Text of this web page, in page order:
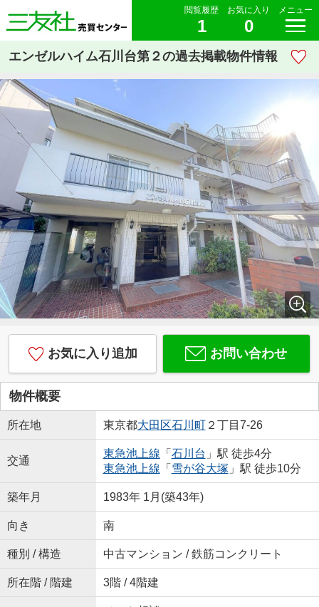
閲覧履歴
1
お気に入り
0
メニュー
エンゼルハイム石川台第２の過去掲載物件情報
お気に入り追加 お問い合わせ
物件概要
所在地 東京都大田区石川町２丁目7-26
交通
東急池上線 「 石川台 」駅 徒歩4分
東急池上線 「 雪が谷大塚 」駅 徒歩10分
築年月 1983年 1月(築43年)
向き 南
種別 / 構造 中古マンション / 鉄筋コンクリート
所在階 / 階建 3階 / 4階建